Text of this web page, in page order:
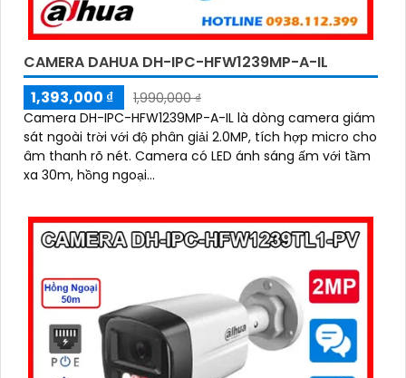
CAMERA DAHUA DH-IPC-HFW1239MP-A-IL
1,393,000 ₫
1,990,000 ₫
Camera DH-IPC-HFW1239MP-A-IL là dòng camera giám
sát ngoài trời với độ phân giải 2.0MP, tích hợp micro cho
âm thanh rõ nét. Camera có LED ánh sáng ấm với tầm
xa 30m, hồng ngoại...